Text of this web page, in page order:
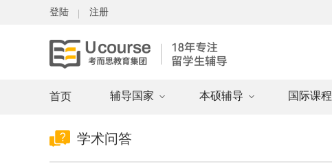
登陆 注册
首页 辅导国家 本硕辅导 国际课程
学术问答